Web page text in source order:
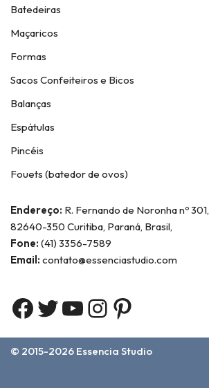
Batedeiras
Maçaricos
Formas
Sacos Confeiteiros e Bicos
Balanças
Espátulas
Pincéis
Fouets (batedor de ovos)
Endereço: R. Fernando de Noronha nº 301,
82640-350 Curitiba, Paraná, Brasil,
Fone: (41) 3356-7589
Email: contato@essenciastudio.com
© 2015-2026 Essencia Studio